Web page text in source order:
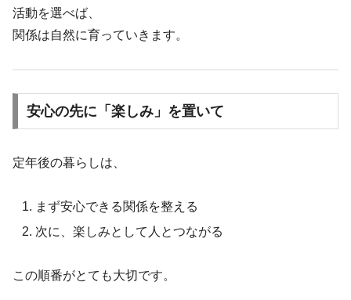
活動を選べば、
関係は自然に育っていきます。
安心の先に「楽しみ」を置いて
定年後の暮らしは、
まず安心できる関係を整える
次に、楽しみとして人とつながる
この順番がとても大切です。